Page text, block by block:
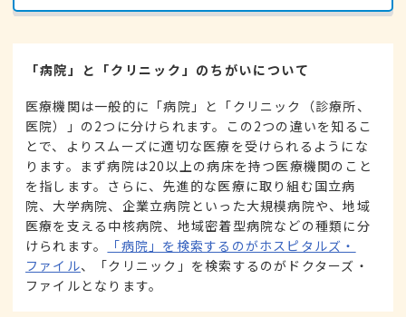
「病院」と「クリニック」のちがいについて
医療機関は一般的に「病院」と「クリニック（診療所、
医院）」の2つに分けられます。この2つの違いを知るこ
とで、よりスムーズに適切な医療を受けられるようにな
ります。まず病院は20以上の病床を持つ医療機関のこと
を指します。さらに、先進的な医療に取り組む国立病
院、大学病院、企業立病院といった大規模病院や、地域
医療を支える中核病院、地域密着型病院などの種類に分
けられます。
「病院」を検索するのがホスピタルズ・
ファイル、「クリニック」を検索するのがドクターズ・
ファイルとなります。